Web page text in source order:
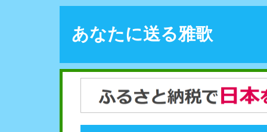
あなたに送る雅歌